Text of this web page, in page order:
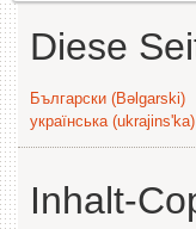
Diese
Български (Bəlgarski)
українська (ukrajins'ka)
Inhalt-